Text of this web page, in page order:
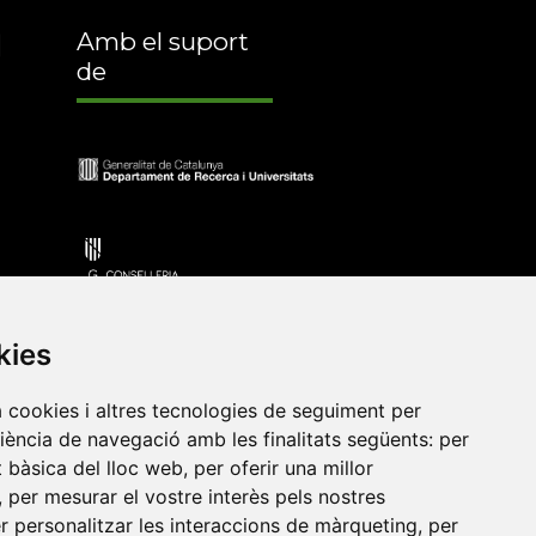
i altres tecnologies de seguiment per
de navegació amb les finalitats següents: per
del lloc web, per oferir una millor
, per mesurar el vostre interès pels nostres
personalitzar les interaccions de màrqueting, per
Amb el suport
de
Universitat de Barcelona • Universitat CEU Cardenal
Jaume I •Universitat de Lleida•Universitat Miguel
de Catalunya•Universitat Politècnica de València
de València• Universitat de Vic - Universitat Central de